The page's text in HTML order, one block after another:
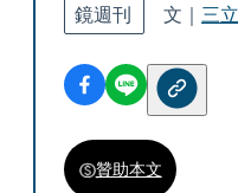
鏡週刊 文｜ 三
贊助本文